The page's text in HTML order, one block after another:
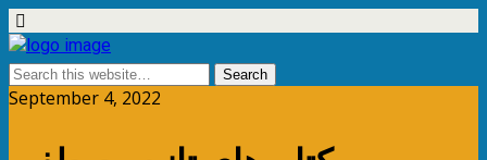
September 4, 2022